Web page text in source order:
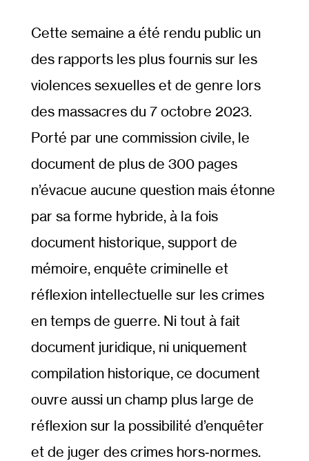
Cette semaine a été rendu public un
des rapports les plus fournis sur les
violences sexuelles et de genre lors
des massacres du 7 octobre 2023.
Porté par une commission civile, le
document de plus de 300 pages
n’évacue aucune question mais étonne
par sa forme hybride, à la fois
document historique, support de
mémoire, enquête criminelle et
réflexion intellectuelle sur les crimes
en temps de guerre. Ni tout à fait
document juridique, ni uniquement
compilation historique, ce document
ouvre aussi un champ plus large de
réflexion sur la possibilité d’enquêter
et de juger des crimes hors‐​normes.